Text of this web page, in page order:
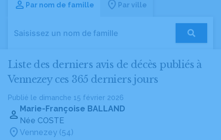
Par nom de famille Par ville
Liste des derniers avis de décès publiés à
Vennezey ces 365 derniers jours
Publié le dimanche 15 février 2026
Marie-Françoise BALLAND
Née COSTE
Vennezey (54)